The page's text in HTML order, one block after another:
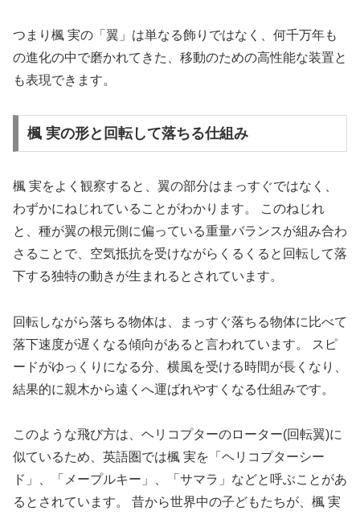
つまり楓 実の「翼」は単なる飾りではなく、何千万年も
の進化の中で磨かれてきた、移動のための高性能な装置と
も表現できます。
楓 実の形と回転して落ちる仕組み
楓 実をよく観察すると、翼の部分はまっすぐではなく、
わずかにねじれていることがわかります。 このねじれ
と、種が翼の根元側に偏っている重量バランスが組み合わ
さることで、空気抵抗を受けながらくるくると回転して落
下する独特の動きが生まれるとされています。
回転しながら落ちる物体は、まっすぐ落ちる物体に比べて
落下速度が遅くなる傾向があると言われています。 スピ
ードがゆっくりになる分、横風を受ける時間が長くなり、
結果的に親木から遠くへ運ばれやすくなる仕組みです。
このような飛び方は、ヘリコプターのローター(回転翼)に
似ているため、英語圏では楓 実を「ヘリコプターシー
ド」、「メープルキー」、「サマラ」などと呼ぶことがあ
るとされています。 昔から世界中の子どもたちが、楓 実